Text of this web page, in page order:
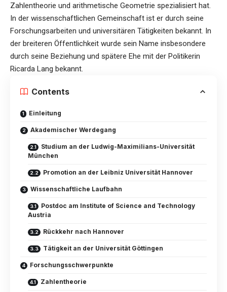
Zahlentheorie und arithmetische Geometrie spezialisiert hat.
In der wissenschaftlichen Gemeinschaft ist er durch seine
Forschungsarbeiten und universitären Tätigkeiten bekannt. In
der breiteren Öffentlichkeit wurde sein Name insbesondere
durch seine Beziehung und spätere Ehe mit der Politikerin
Ricarda Lang bekannt.
Contents
Einleitung
Akademischer Werdegang
Studium an der Ludwig-Maximilians-Universität
München
Promotion an der Leibniz Universität Hannover
Wissenschaftliche Laufbahn
Postdoc am Institute of Science and Technology
Austria
Rückkehr nach Hannover
Tätigkeit an der Universität Göttingen
Forschungsschwerpunkte
Zahlentheorie